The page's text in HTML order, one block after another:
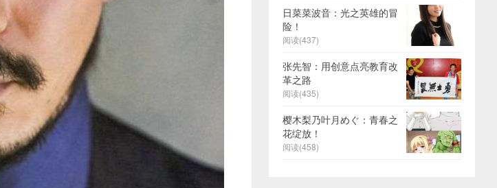
日菜菜波音：光之英雄的冒
险！
阅读(437)
张先智：用创意点亮教育改
革之路
阅读(435)
樱木梨乃叶月めぐ：青春之
花绽放！
阅读(458)